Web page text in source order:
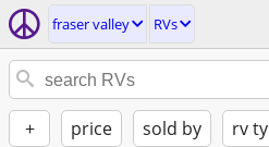
fraser valley RVs
+ price sold by rv